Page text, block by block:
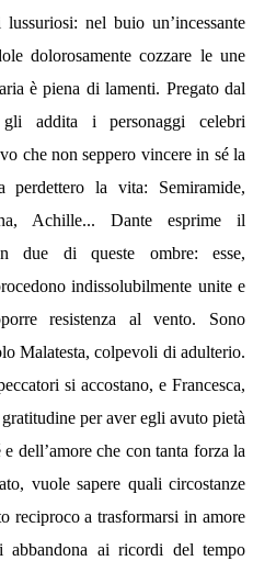
nel buio un’incessante
dolorosamente cozzare le une
è piena di lamenti. Pregato dal
addita i personaggi celebri
che non seppero vincere in sé la
perdettero la vita: Semiramide,
Achille... Dante esprime il
due di queste ombre: esse,
indissolubilmente unite e
resistenza al vento. Sono
Malatesta, colpevoli di adulterio.
si accostano, e Francesca,
per aver egli avuto pietà
dell’amore che con tanta forza la
vuole sapere quali circostanze
reciproco a trasformarsi in amore
abbandona ai ricordi del tempo